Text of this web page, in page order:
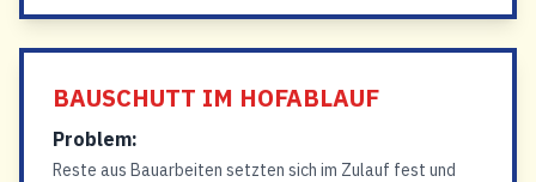
BAUSCHUTT IM HOFABLAUF
Problem:
Reste aus Bauarbeiten setzten sich im Zulauf fest und